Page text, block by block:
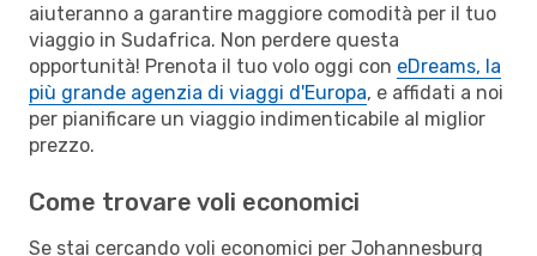
aiuteranno a garantire maggiore comodità per il tuo
viaggio in Sudafrica. Non perdere questa
opportunità! Prenota il tuo volo oggi con eDreams, la
più grande agenzia di viaggi d'Europa, e affidati a noi
per pianificare un viaggio indimenticabile al miglior
prezzo.
Come trovare voli economici
Se stai cercando voli economici per Johannesburg